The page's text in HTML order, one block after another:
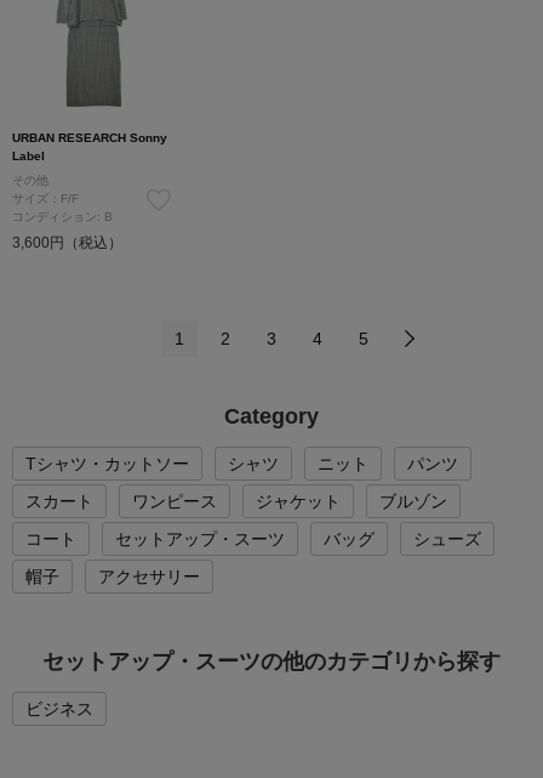
URBAN RESEARCH Sonny
Label
その他
サイズ：F/F
コンディション: B
3,600円（税込）
1 2 3 4 5
Category
Tシャツ・カットソー シャツ ニット
パンツ
スカート
ワンピース ジャケット
ブルゾン
コート
セットアップ・スーツ バッグ
シューズ
帽子
アクセサリー
セットアップ・スーツの他のカテゴリから探す
ビジネス